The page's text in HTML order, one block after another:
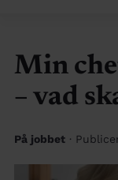
Min
– vad
På jobbet ·